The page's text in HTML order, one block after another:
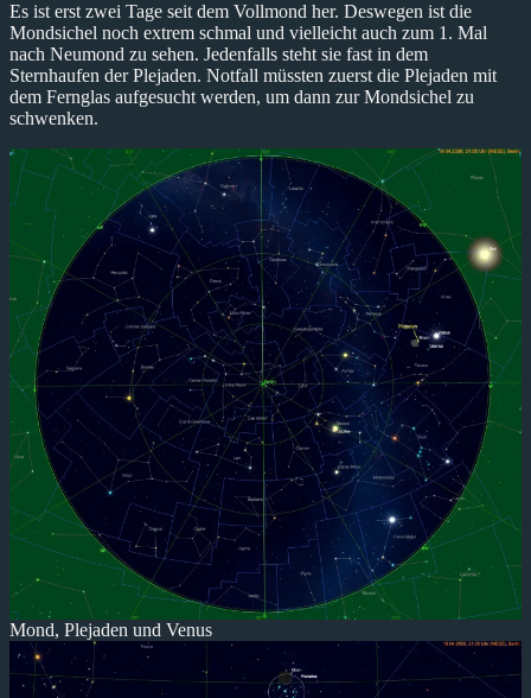
Es ist erst zwei Tage seit dem Vollmond her. Deswegen ist die
Mondsichel noch extrem schmal und vielleicht auch zum 1. Mal
nach Neumond zu sehen. Jedenfalls steht sie fast in dem
Sternhaufen der Plejaden. Notfall müssten zuerst die Plejaden mit
dem Fernglas aufgesucht werden, um dann zur Mondsichel zu
schwenken.
Mond, Plejaden und Venus